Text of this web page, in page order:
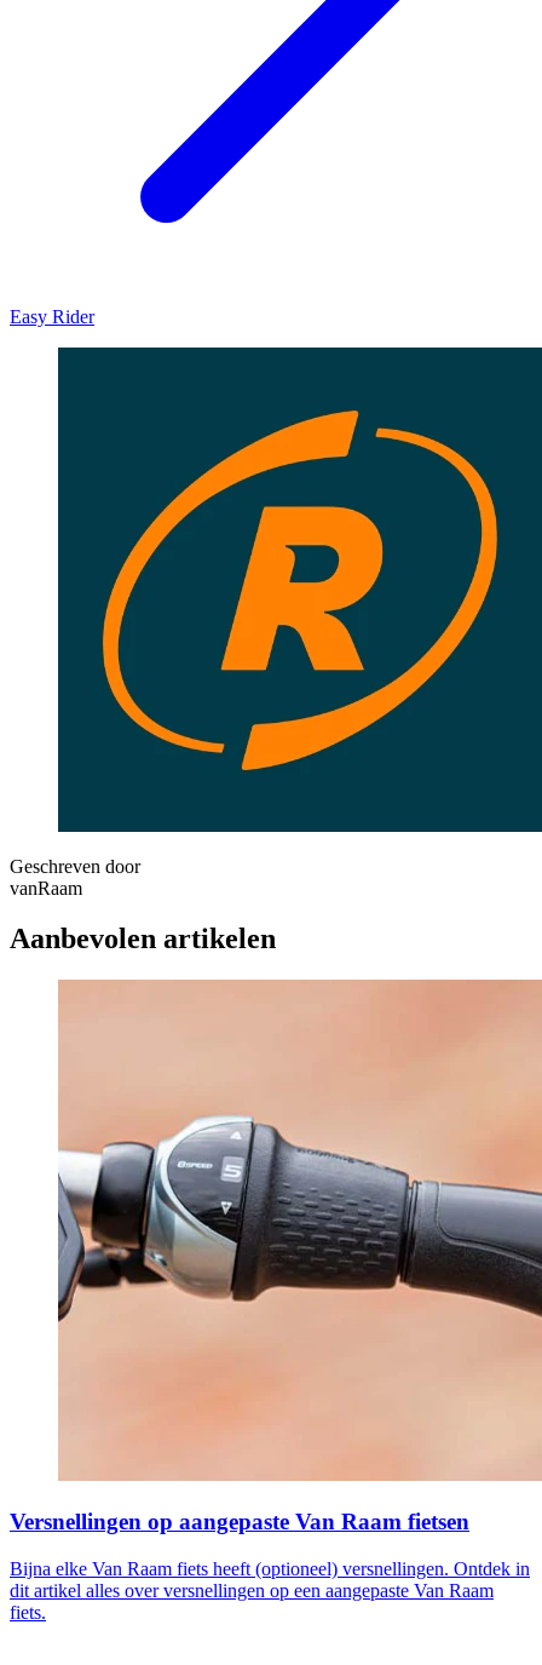
Easy Rider
Geschreven door
vanRaam
Aanbevolen artikelen
Versnellingen op aangepaste Van Raam fietsen
Bijna elke Van Raam fiets heeft (optioneel) versnellingen. Ontdek in
dit artikel alles over versnellingen op een aangepaste Van Raam
fiets.